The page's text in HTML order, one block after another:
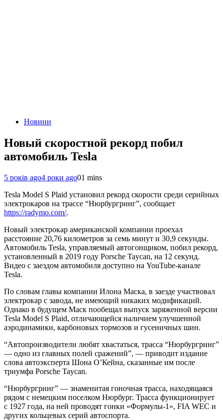
Новини
Новый скоростной рекорд побил
автомобиль Tesla
5 років ago4 роки ago01 mins
Tesla Model S Plaid установил рекорд скорости среди серийных
электрокаров на трассе “Нюрбургринг”, сообщает
https://radymo.com/.
Новый электрокар американской компании проехал
расстояние 20,76 километров за семь минут и 30,9 секунды.
Автомобиль Tesla, управляемый автогонщиком, побил рекорд,
установленный в 2019 году Porsche Taycan, на 12 секунд.
Видео с заездом автомобиля доступно на YouTube-канале
Tesla.
По словам главы компании Илона Маска, в заезде участвовал
электрокар с завода, не имеющий никаких модификаций.
Однако в будущем Маск пообещал выпуск заряженной версии
Tesla Model S Plaid, отличающейся наличием улучшенной
аэродинамики, карбоновых тормозов и гусеничных шин.
“Автопроизводители любят хвастаться, трасса “Нюрбургринг”
— одно из главных полей сражений”, — приводит издание
слова автоэксперта Шона О’Кейна, сказанные им после
триумфа Porsche Taycan.
“Нюрбургринг” — знаменитая гоночная трасса, находящаяся
рядом с немецким поселком Нюрбург. Трасса функционирует
с 1927 года, на ней проводят гонки «Формулы-1», FIA WEC и
других кольцевых серий автоспорта.